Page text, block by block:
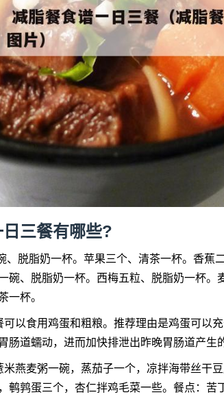
三餐有哪些?
、脱脂奶一杯。苹果三个、清茶一杯。香蕉
碗、脱脂奶一杯。西梅五粒、脱脂奶一杯。
一杯。
以食用鸡蛋和粗粮。推荐理由是鸡蛋可以
肠道蠕动，进而加快排泄出昨晚胃肠道产生
米燕麦粥一碗，蒸茄子一个，凉拌海带丝干
鹌鹑蛋三个，杏仁拌鸡毛菜一些。餐点：苦